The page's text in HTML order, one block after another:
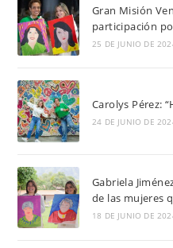
Gran Misión
participación
25 DE JUNIO DE
Carolys Pérez:
24 DE JUNIO DE
Gabriela
de las mujeres
18 DE JUNIO DE